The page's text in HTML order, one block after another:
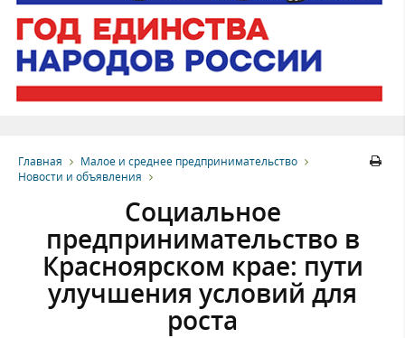
Главная
Малое и среднее предпринимательство
Новости и объявления
Социальное
предпринимательство в
Красноярском крае: пути
улучшения условий для
роста